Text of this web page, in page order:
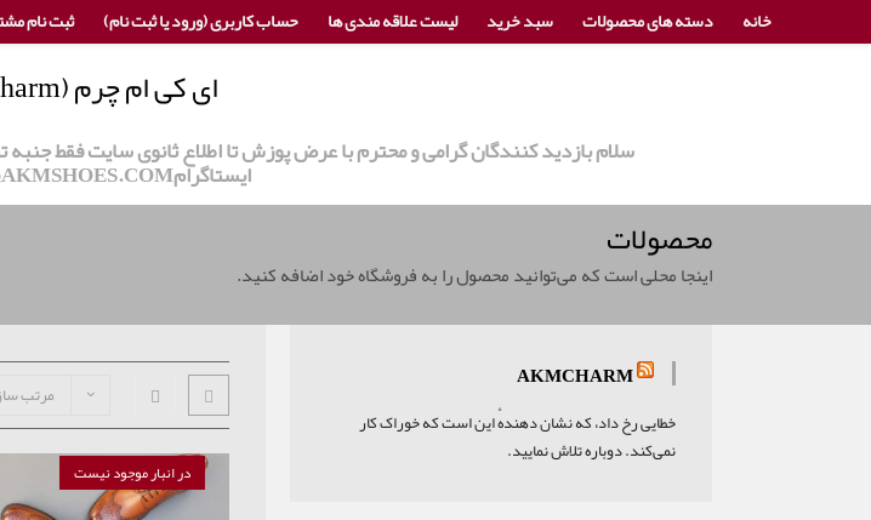
خانه دسته های محصولات سبد خرید لیست علاقه مندی ها حساب کاربری (ورود یا ثبت نام) ثبت نام
ای کی ام چرم (A.k.M charm)
سلام بازدید کنندگان گرامی و محترم با عرض پوزش تا اطلاع ثانوی سایت فقط
ایستاگرامAKMSHOES.COM@مراجعه فرمایید.
محصولات
اینجا محلی است که می‌توانید محصول را به فروشگاه خود اضافه کنید.
مرتب
در انبار موجود نیست
AKMCHARM
خطایی رخ داد، که نشان دهندهٔ این است که خوراک کار
نمی‌کند. دوباره تلاش نمایید.